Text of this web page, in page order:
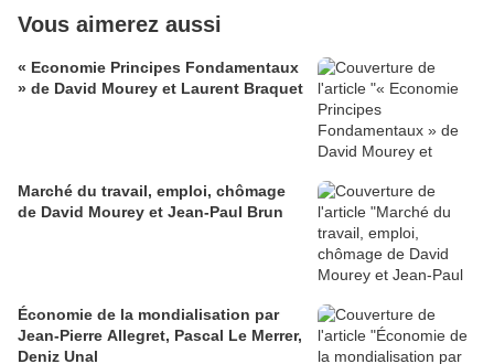
Vous aimerez aussi
« Economie Principes Fondamentaux
» de David Mourey et Laurent Braquet
Marché du travail, emploi, chômage
de David Mourey et Jean-Paul Brun
Économie de la mondialisation par
Jean-Pierre Allegret, Pascal Le Merrer,
Deniz Unal